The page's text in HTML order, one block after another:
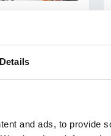
Details
and ads, to provide